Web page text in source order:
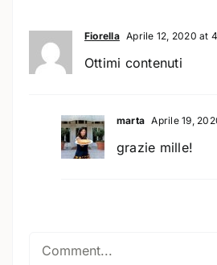
Fiorella Aprile 12, 2020 at
Ottimi contenuti
marta Aprile 19,
grazie mille!